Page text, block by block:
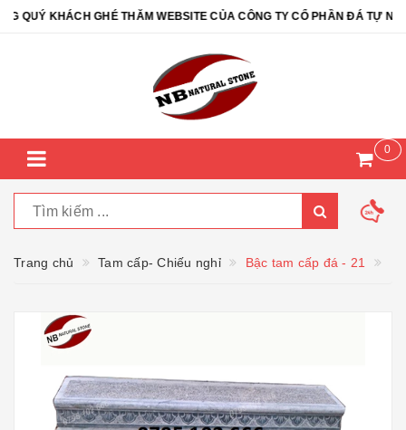
QUÝ KHÁCH GHÉ THĂM WEBSITE CỦA CÔNG TY CỔ PHẦN ĐÁ TỰ
0
Trang chủ Tam cấp- Chiếu nghỉ Bậc tam cấp đá - 21